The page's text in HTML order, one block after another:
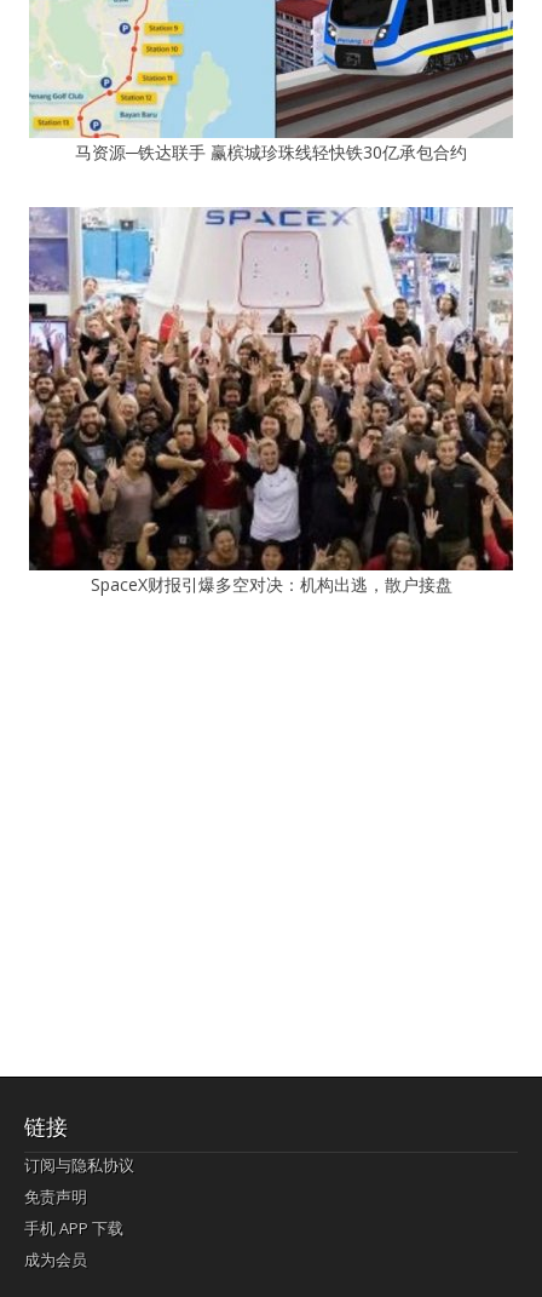
马资源─铁达联手 赢槟城珍珠线轻快铁30亿承包合约
SpaceX财报引爆多空对决：机构出逃，散户接盘
链接
订阅与隐私协议
免责声明
手机 APP 下载
成为会员